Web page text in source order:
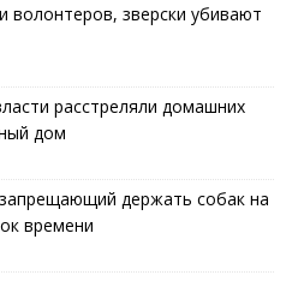
волонтеров, зверски убивают
расстреляли домашних
дом
держать собак на
времени